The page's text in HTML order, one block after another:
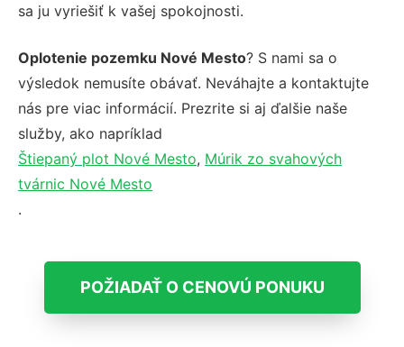
sa ju vyriešiť k vašej spokojnosti.
Oplotenie pozemku Nové Mesto? S nami sa o
výsledok nemusíte obávať. Neváhajte a kontaktujte
nás pre viac informácií. Prezrite si aj ďalšie naše
služby, ako napríklad
Štiepaný plot Nové Mesto, Múrik zo svahových
tvárnic Nové Mesto
.
POŽIADAŤ O CENOVÚ PONUKU